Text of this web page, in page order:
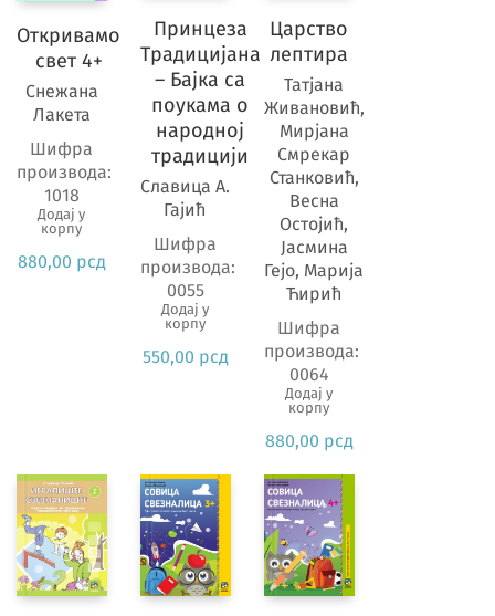
Откривамо
свет 4+
Снежана
Лакета
Шифра
производа:
1018
Додај у
корпу
880,00 рсд
Принцеза
Традицијана
– Бајка са
поукама о
народној
традицији
Славица А.
Гајић
Шифра
производа:
0055
Додај у
корпу
550,00 рсд
Царство
лептира
Татјана
Живановић,
Мирјана
Смрекар
Станковић,
Весна
Остојић,
Јасмина
Гејо, Марија
Ћирић
Шифра
производа:
0064
Додај у
корпу
880,00 рсд